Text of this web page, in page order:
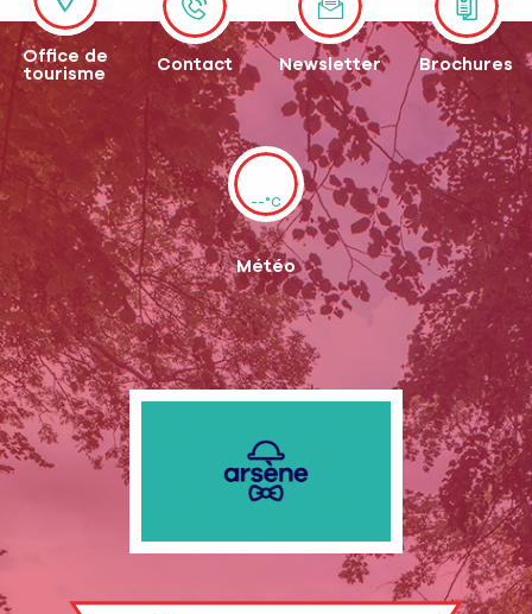
Office de
tourisme
Contact Newsletter Brochures
--°C
Météo